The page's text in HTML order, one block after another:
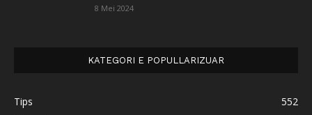
8 Mei 2024
KATEGORI E POPULLARIZUAR
Tips
552